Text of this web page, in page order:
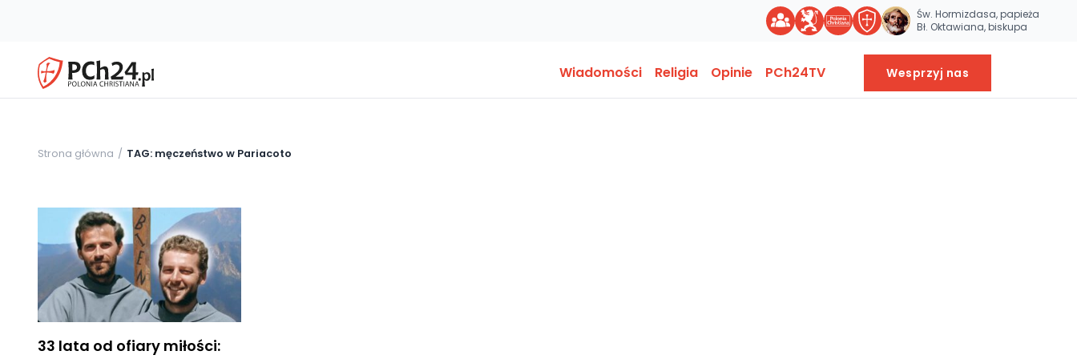
Św. Hormizdasa, papieża
Bł. Oktawiana, biskupa
Wiadomości Religia Opinie PCh24TV Wesprzyj nas
Strona główna TAG: męczeństwo w Pariacoto
33 lata od ofiary miłości: